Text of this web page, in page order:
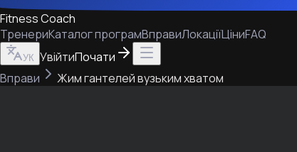
Fitness Coach
ТренериКаталог програмВправиЛокаціїЦіниFAQ
УК УвійтиПочати
Вправи
Жим гантелей вузьким хватом